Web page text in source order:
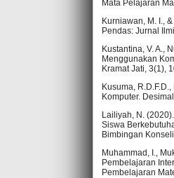
Mata Pelajaran
Kurniawan, M. I.,
Pendas: Jurnal
Kustantina, V. A.,
Menggunakan
Kramat Jati, 3(1),
Kusuma,
Komputer.
Lailiyah, N.
Siswa
Bimbingan
Muhammad, I.,
Pembelajaran
Pembelajaran